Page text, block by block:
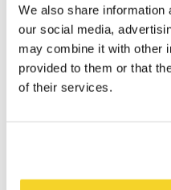
We also share information
our social media,
may combine it with other
provided to them or that
of their services.
IN DEN
Bestellungen, die vor
Tag versandt
Kostenlose